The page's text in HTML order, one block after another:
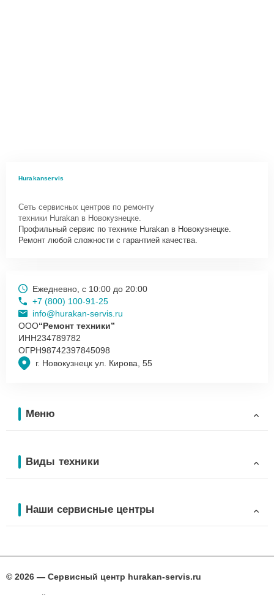
Hurakanservis
Сеть сервисных центров по ремонту
техники Hurakan в Новокузнецке.
Профильный сервис по технике Hurakan в Новокузнецке.
Ремонт любой сложности с гарантией качества.
г. Новокузнецк ул. Кирова, 55
Ежедневно, с 10:00 до 20:00
+7 (800) 100-91-25
info@hurakan-servis.ru
ООО“Ремонт техники”
ИНН234789782
ОГРН98742397845098
Меню
Виды техники
Наши сервисные центры
© 2026 — Сервисный центр hurakan-servis.ru